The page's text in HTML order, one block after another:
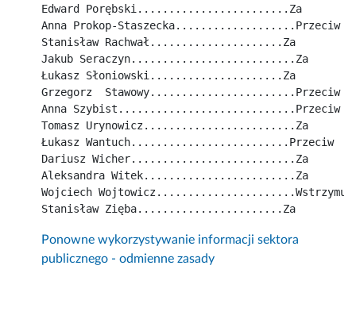
Edward Porębski........................Za
Anna Prokop-Staszecka...................Przeciw
Stanisław Rachwał.....................Za
Jakub Seraczyn..........................Za
Łukasz Słoniowski.....................Za
Grzegorz  Stawowy.......................Przeciw
Anna Szybist............................Przeciw
Tomasz Urynowicz........................Za
Łukasz Wantuch.........................Przeciw
Dariusz Wicher..........................Za
Aleksandra Witek........................Za
Wojciech
Stanisław Zięba.......................Za
Ponowne wykorzystywanie informacji sektora
publicznego - odmienne zasady